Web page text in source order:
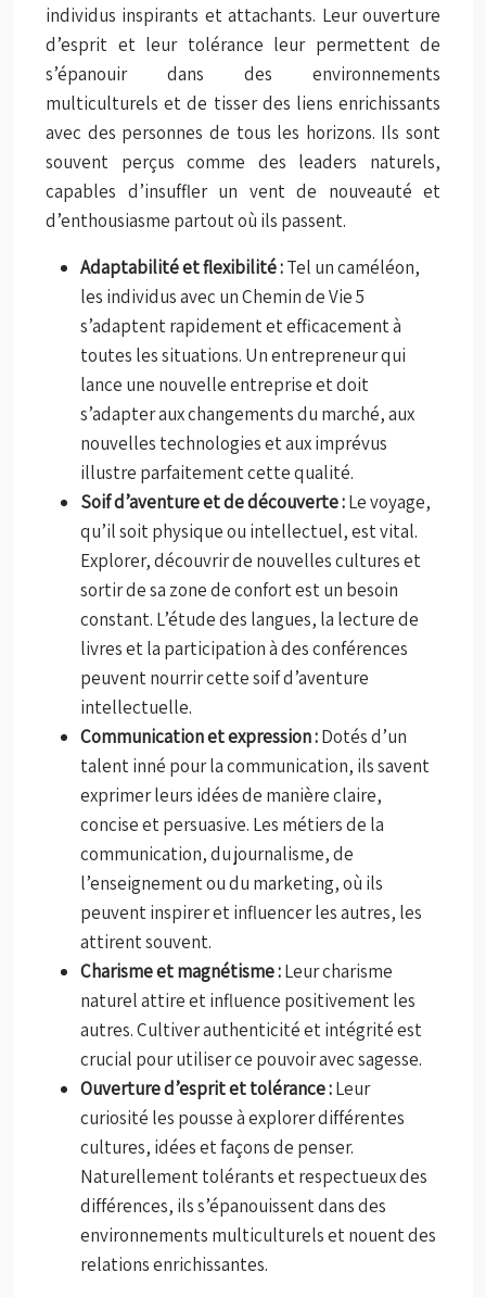
individus inspirants et attachants. Leur ouverture
d’esprit et leur tolérance leur permettent de
s’épanouir dans des environnements
multiculturels et de tisser des liens enrichissants
avec des personnes de tous les horizons. Ils sont
souvent perçus comme des leaders naturels,
capables d’insuffler un vent de nouveauté et
d’enthousiasme partout où ils passent.
Adaptabilité et flexibilité :Tel un caméléon,
les individus avec un Chemin de Vie 5
s’adaptent rapidement et efficacement à
toutes les situations. Un entrepreneur qui
lance une nouvelle entreprise et doit
s’adapter aux changements du marché, aux
nouvelles technologies et aux imprévus
illustre parfaitement cette qualité.
Soif d’aventure et de découverte :Le voyage,
qu’il soit physique ou intellectuel, est vital.
Explorer, découvrir de nouvelles cultures et
sortir de sa zone de confort est un besoin
constant. L’étude des langues, la lecture de
livres et la participation à des conférences
peuvent nourrir cette soif d’aventure
intellectuelle.
Communication et expression :Dotés d’un
talent inné pour la communication, ils savent
exprimer leurs idées de manière claire,
concise et persuasive. Les métiers de la
communication, du journalisme, de
l’enseignement ou du marketing, où ils
peuvent inspirer et influencer les autres, les
attirent souvent.
Charisme et magnétisme :Leur charisme
naturel attire et influence positivement les
autres. Cultiver authenticité et intégrité est
crucial pour utiliser ce pouvoir avec sagesse.
Ouverture d’esprit et tolérance :Leur
curiosité les pousse à explorer différentes
cultures, idées et façons de penser.
Naturellement tolérants et respectueux des
différences, ils s’épanouissent dans des
environnements multiculturels et nouent des
relations enrichissantes.